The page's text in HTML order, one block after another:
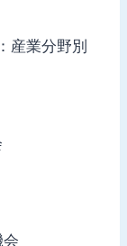
産業分野別